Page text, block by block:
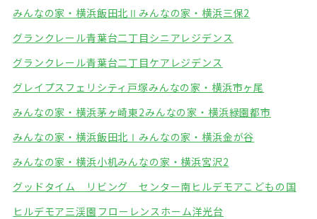
みんなの家・横浜飯田北Ⅱ みんなの家・横浜三保2
グランクレール青葉台二丁目シニアレジデンス
グランクレール青葉台二丁目ケアレジデンス
グレイプスフェリシティ戸塚みんなの家・横浜市ヶ尾
みんなの家・横浜茅ヶ崎東2みんなの家・横浜緑園都市
みんなの家・横浜飯田北Ⅰ みんなの家・横浜金が谷
みんなの家・横浜小机みんなの家・横浜宮沢2
グッドタイム リビング センター南 ヒルデモアこどもの国
ヒルデモア三渓園 フローレンスホーム洋光台